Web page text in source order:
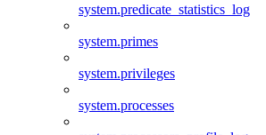
system.predicate_statistics_log
system.primes
system.privileges
system.processes